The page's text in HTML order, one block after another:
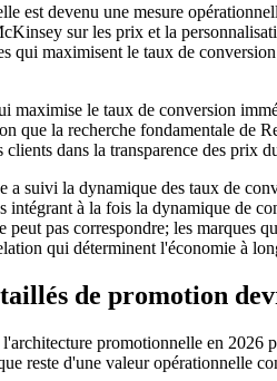
est devenu une mesure
sur les prix et la
qui maximisent le taux de
maximise le taux de conversion
que la recherche fondamentale de
dans la transparence des prix
suivi la dynamique des taux de
intégrant à la fois la dynamique de
pas correspondre; les marques
qui déterminent l'économie à
de promotion
promotionnelle en 2026
reste d'une valeur opérationnelle